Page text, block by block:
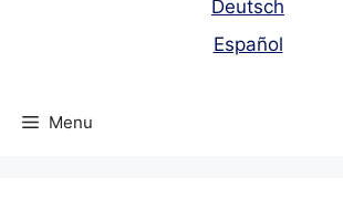
Deutsch
Español
Menu